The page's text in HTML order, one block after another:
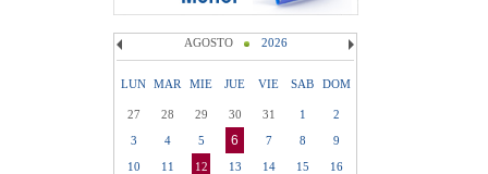
AGOSTO 2026
LUN MAR MIE JUE VIE SAB DOM
27 28 29 30 31 1
2
3
4 5 6 7 8
9
10
11 12 13 14 15
16